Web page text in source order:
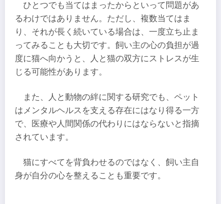
ひとつでも当てはまったからといって問題があ
るわけではありません。ただし、複数当てはま
り、それが長く続いている場合は、一度立ち止ま
ってみることも大切です。飼い主の心の負担が過
度に猫へ向かうと、人と猫の双方にストレスが生
じる可能性があります。
また、人と動物の絆に関する研究でも、ペット
はメンタルヘルスを支える存在にはなり得る一方
で、医療や人間関係の代わりにはならないと指摘
されています。
猫にすべてを背負わせるのではなく、飼い主自
身が自分の心を整えることも重要です。